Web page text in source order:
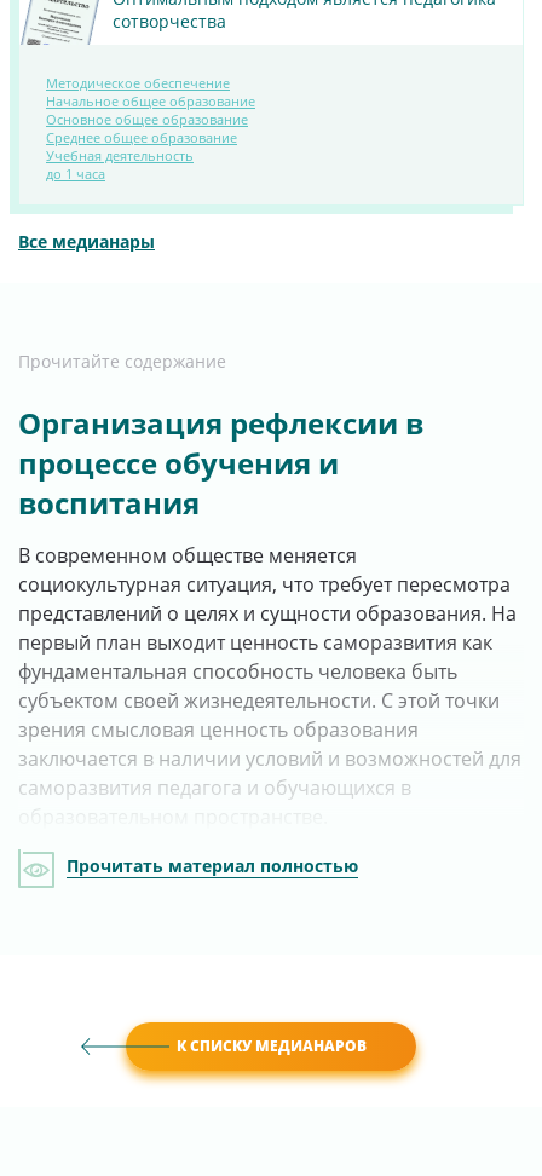
ПОСМОТРЕТЬ
сотворчества
Методическое обеспечение
Начальное общее образование
Основное общее образование
Среднее общее образование
Учебная деятельность
до 1 часа
Все медианары
Прочитайте содержание
Организация рефлексии в
процессе обучения и
воспитания
В современном обществе меняется
социокультурная ситуация, что требует пересмотра
представлений о целях и сущности образования. На
первый план выходит ценность саморазвития как
фундаментальная способность человека быть
субъектом своей жизнедеятельности. С этой точки
зрения смысловая ценность образования
заключается в наличии условий и возможностей для
саморазвития педагога и обучающихся в
Прочитать материал полностью
К СПИСКУ МЕДИАНАРОВ